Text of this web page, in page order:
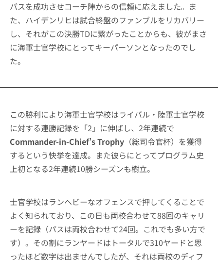
パスを成功させコーチ陣からの信頼に応えました。ま
た、ハイデンリヒは試合終盤のファンブルをリカバリー
し、それがこの決勝TDに繋がったことからも、彼がまさ
に海軍士官学校にとってキーパーソンとなったのでし
た。
この勝利により海軍士官学校はライバル・陸軍士官学校
に対する連勝記録を「2」に伸ばし、2年連続で
Commander-in-Chief’s Trophy （総司令官杯）を獲得
するという快挙を達成。また彼らにとってプログラム史
上初となる2年連続10勝シーズンも樹立。
士官学校はランヘビーなオフェンスで押してくることで
よく知られており、この日も両校合わせて88回のキャリ
ーを記録（パスは両校合わせて24回。これでも多い方で
す）。その割にランヤードはトータルで310ヤードと思
ったほど数字は出ませんでしたが、それは両校のディフ